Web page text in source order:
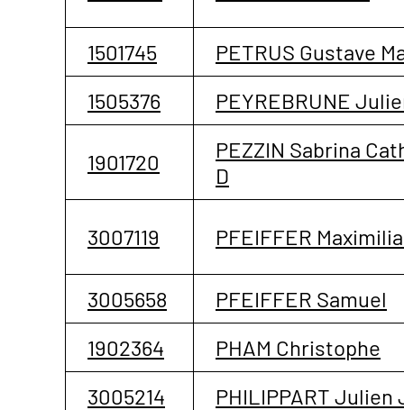
1501745
PETRUS Gustave
1505376
PEYREBRUNE
1901720
PEZZIN Sabrina
D
3007119 PFEIFFER
3005658
PFEIFFER Samuel
1902364
PHAM Christophe
3005214
PHILIPPART Julien